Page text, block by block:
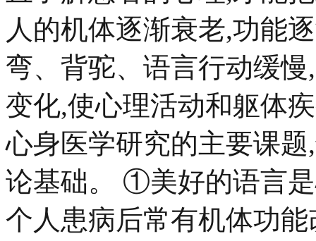
人的机体逐渐衰老,功能
弯、背驼、语言行动缓
变化,使心理活动和躯体
心身医学研究的主要课
论基础。 ①美好的语言
个人患病后常有机体功